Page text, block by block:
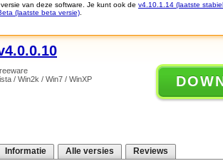
van deze software. Je kunt ook de v4.10.1.14 (laatste
(laatste beta versie)
/ Win2k / Win7 / WinXP
Informatie Alle versies Reviews